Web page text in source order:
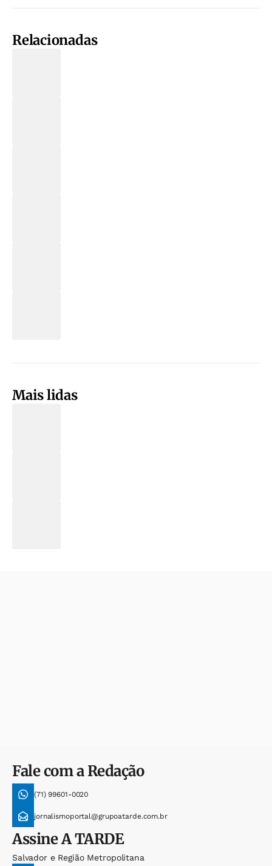
Relacionadas
Mais lidas
Fale com a Redação
(71) 99601-0020
jornalismoportal@grupoatarde.com.br
AssineA TARDE
Salvador e Região Metropolitana